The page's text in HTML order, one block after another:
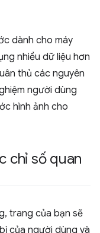
dành cho máy
nhiều dữ liệu hơn
thủ các nguyên
người dùng
hình ảnh cho
chỉ số quan
trang của bạn sẽ
của người dùng và